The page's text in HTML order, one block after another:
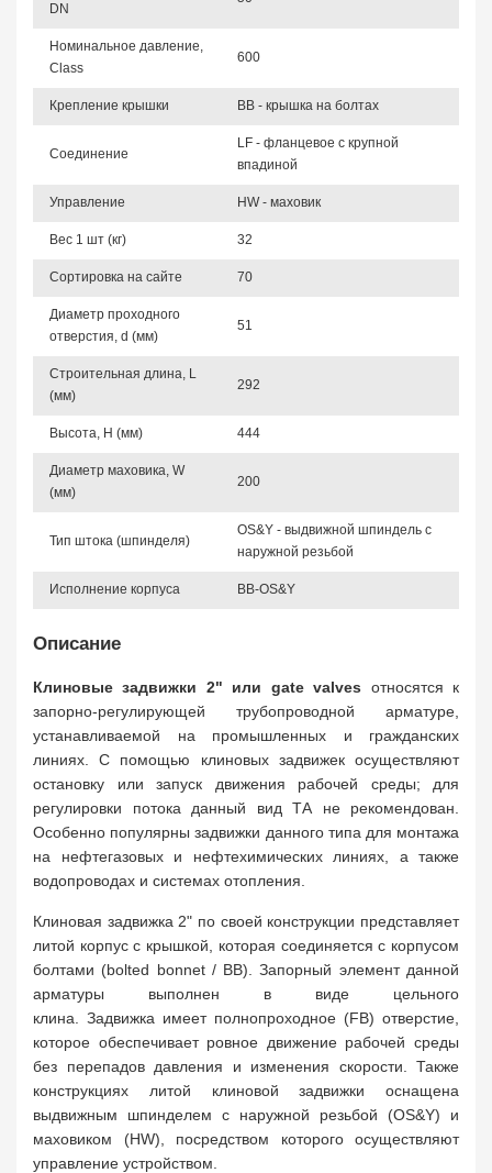
DN
Номинальное давление,
Class
600
Крепление крышки BB - крышка на болтах
Соединение
LF - фланцевое с крупной
впадиной
Управление HW - маховик
Вес 1 шт (кг) 32
Сортировка на сайте 70
Диаметр проходного
отверстия, d (мм)
51
Строительная длина, L
(мм)
292
Высота, Н (мм) 444
Диаметр маховика, W
(мм)
200
Тип штока (шпинделя)
OS&Y - выдвижной шпиндель с
наружной резьбой
Исполнение корпуса BB-OS&Y
Описание
Клиновые задвижки 2" или gate valves относятся к
запорно-регулирующей трубопроводной арматуре,
устанавливаемой на промышленных и гражданских
линиях. С помощью клиновых задвижек осуществляют
остановку или запуск движения рабочей среды; для
регулировки потока данный вид ТА не рекомендован.
Особенно популярны задвижки данного типа для монтажа
на нефтегазовых и нефтехимических линиях, а также
водопроводах и системах отопления.
Клиновая задвижка 2" по своей конструкции представляет
литой корпус с крышкой, которая соединяется с корпусом
болтами (bolted bonnet / BB). Запорный элемент данной
арматуры выполнен в виде цельного
клина. Задвижка имеет полнопроходное (FB) отверстие,
которое обеспечивает ровное движение рабочей среды
без перепадов давления и изменения скорости. Также
конструкциях литой клиновой задвижки оснащена
выдвижным шпинделем с наружной резьбой (OS&Y) и
маховиком (HW), посредством которого осуществляют
управление устройством.